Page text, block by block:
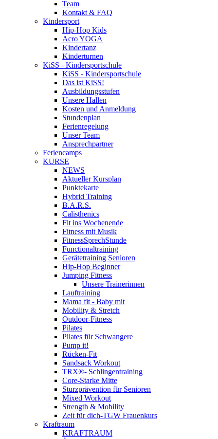
Team
Kontakt & FAQ
Kindersport
Hip-Hop Kids
Acro YOGA
Kindertanz
Kinderturnen
KiSS - Kindersportschule
KiSS - Kindersportschule
Das ist KiSS!
Ausbildungsstufen
Unsere Hallen
Kosten und Anmeldung
Stundenplan
Ferienregelung
Unser Team
Ansprechpartner
Feriencamps
KURSE
NEWS
Aktueller Kursplan
Punktekarte
Hybrid Training
B.A.R.S.
Calisthenics
Fit ins Wochenende
Fitness mit Musik
FitnessSprechStunde
Functionaltraining
Gerätetraining Senioren
Hip-Hop Beginner
Jumping Fitness
Unsere Trainerinnen
Lauftraining
Mama fit - Baby mit
Mobility & Stretch
Outdoor-Fitness
Pilates
Pilates für Schwangere
Pump it!
Rücken-Fit
Sandsack Workout
TRX®- Schlingentraining
Core-Starke Mitte
Sturzprävention für Senioren
Mixed Workout
Strength & Mobility
Zeit für dich-TGW Frauenkurs
Kraftraum
KRAFTRAUM